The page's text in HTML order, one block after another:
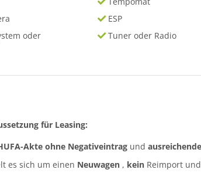
oder
ESP
Tuner oder Radio
für Leasing:
Akte ohne Negativeintrag und
es sich um einen Neuwagen , kein Reimport